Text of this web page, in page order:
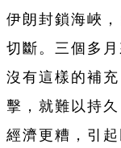
伊朗封鎖海峽
切斷。三個多
沒有這樣的補
擊，就難以持
經濟更糟，引